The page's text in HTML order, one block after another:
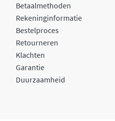
Betaalmethoden
Rekeninginformatie
Bestelproces
Retourneren
Klachten
Garantie
Duurzaamheid